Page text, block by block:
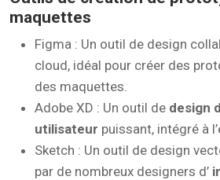
maquettes
Figma : Un outil de design
cloud, idéal pour créer des
des maquettes.
Adobe XD : Un outil de design
utilisateur puissant, intégré à
Sketch : Un outil de design
par de nombreux designers d’